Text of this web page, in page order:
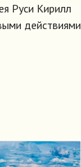
Руси Кирилл
действиями